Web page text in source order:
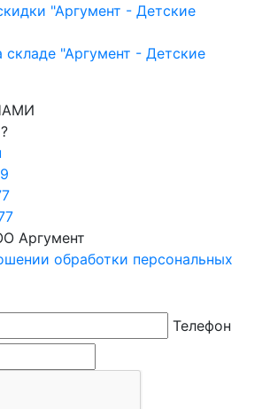
"Аргумент - Детские
складе "Аргумент - Детские
Аргумент
обработки персональных
Телефон